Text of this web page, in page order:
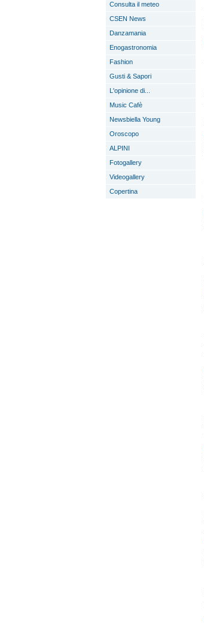
Consulta il meteo
CSEN News
Danzamania
Enogastronomia
Fashion
Gusti & Sapori
L'opinione di...
Music Cafè
Newsbiella Young
Oroscopo
ALPINI
Fotogallery
Videogallery
Copertina